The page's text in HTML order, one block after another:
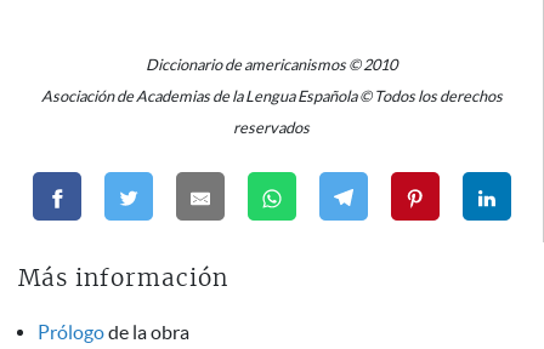
Diccionario de americanismos © 2010
Asociación de Academias de la Lengua Española © Todos los derechos
reservados
Más información
Prólogode la obra